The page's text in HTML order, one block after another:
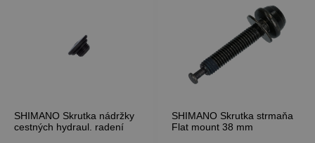
SHIMANO Skrutka nádržky
cestných hydraul. radení
SHIMANO Skrutka strmaňa
Flat mount 38 mm